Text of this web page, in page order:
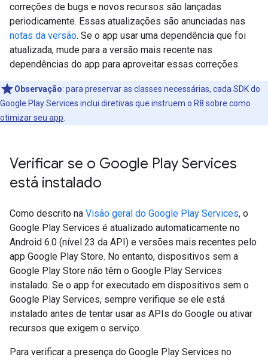
correções de bugs e novos recursos são lançadas
periodicamente. Essas atualizações são anunciadas nas
notas da versão. Se o app usar uma dependência que foi
atualizada, mude para a versão mais recente nas
dependências do app para aproveitar essas correções.
Observação: para preservar as classes necessárias, cada SDK do
Google Play Services inclui diretivas que instruem o R8 sobre como
otimizar seu app
Verificar se o Google Play Services
está instalado
Como descrito na Visão geral do Google Play Services, o
Google Play Services é atualizado automaticamente no
Android 6.0 (nível 23 da API) e versões mais recentes pelo
app Google Play Store. No entanto, dispositivos sem a
Google Play Store não têm o Google Play Services
instalado. Se o app for executado em dispositivos sem o
Google Play Services, sempre verifique se ele está
instalado antes de tentar usar as APIs do Google ou ativar
recursos que exigem o serviço.
Para verificar a presença do Google Play Services no